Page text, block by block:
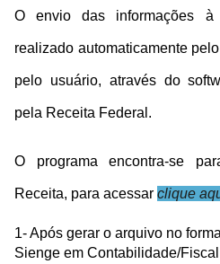
O envio das informações
realizado automaticamente
pelo usuário, através do
pela Receita Federal.
O programa encontra-se
Receita, para acessar clique
1- Após gerar o arquivo no
Sienge em Contabilidade/